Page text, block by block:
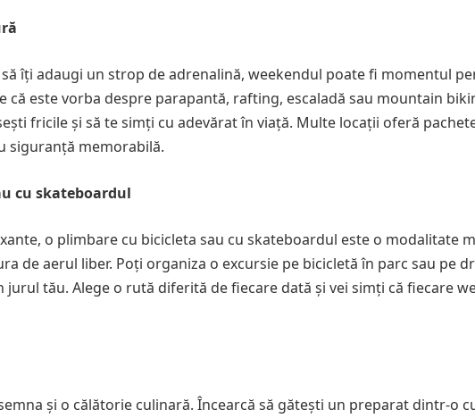
îți adaugi un strop de adrenalină, weekendul poate fi momentul
că este vorba despre parapantă, rafting, escaladă sau mountain
fricile și să te simți cu adevărat în viață. Multe locații oferă
siguranță memorabilă.
cu skateboardul
o plimbare cu bicicleta sau cu skateboardul este o modalitate
de aerul liber. Poți organiza o excursie pe bicicletă în parc sau pe
tău. Alege o rută diferită de fiecare dată și vei simți că fiecare
și o călătorie culinară. Încearcă să gătești un preparat dintr-o